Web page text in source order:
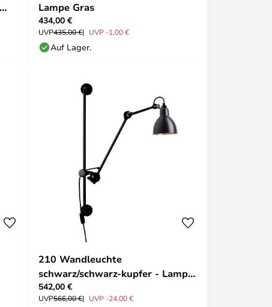
Lampe Gras
434,00 €
UVP435,00 € UVP -1,00 €
Auf Lager.
210 Wandleuchte
schwarz/schwarz-kupfer - Lampe
Gras
542,00 €
UVP566,00 € UVP -24,00 €